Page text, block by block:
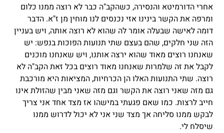
אחרי הדורמיטא והנסירה, כשהקב"ה כבר לא רוצה ממנו כלום
ומרפה את הקשר בינינו אזי נכנסים לנו מוחין מן ז"א. הדבר
דומה לאישה שבעלה אומר לה שהוא לא רוצה אותה, ויש בעניין
הזה שני חלקים, שהם בעצם שתי תנועות הפוכות בנפש: יש
שאנחנו רוצים מאוד שהוא ירצה אותנו, ויש שאנחנו מוכנים
לקבל את זה שלמרות שאנחנו מאוד רוצים בכל זאת הקב"ה לא
רוצה. שתי התנועות האלו הן הכרחיות, המציאות היא מורכבת
גם מזה שאני רוצה את הקשר וגם מזה שאני מבין שהזולת אינו
חייב לרצות. כמו שאם פגעתי במישהו אז מצד אחד אני צריך
לבקש ממנו סליחה אך מצד שני אני לא יכול לדרוש ממנו
שיסלח לי.